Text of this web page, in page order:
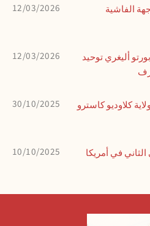
12/03/2026
الفاشية
12/03/2026
أليغري توحيد
30/10/2025
كلاوديو كاسترو
10/10/2025
في أمريكا